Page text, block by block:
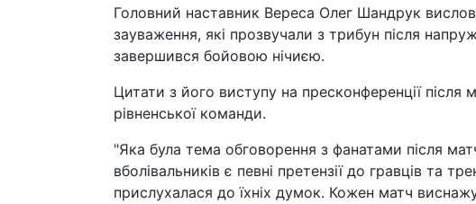
Головний наставник Вереса Олег Шандрук
зауваження, які прозвучали з трибун після
завершився бойовою нічиєю.
Цитати з його виступу на пресконференції після
рівненської команди.
"Яка була тема обговорення з фанатами після
вболівальників є певні претензії до гравців та
прислухалася до їхніх думок. Кожен матч